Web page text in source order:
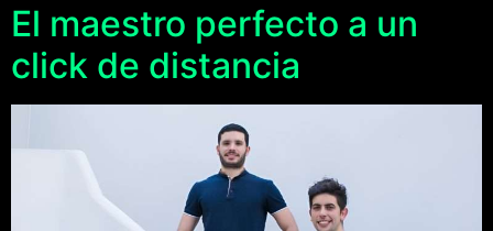
El maestro perfecto a un
click de distancia